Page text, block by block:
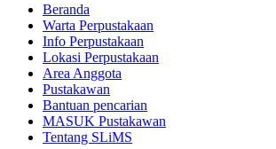
Beranda
Warta Perpustakaan
Info Perpustakaan
Lokasi Perpustakaan
Area Anggota
Pustakawan
Bantuan pencarian
MASUK Pustakawan
Tentang SLiMS